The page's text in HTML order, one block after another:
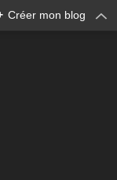
Créer mon blog